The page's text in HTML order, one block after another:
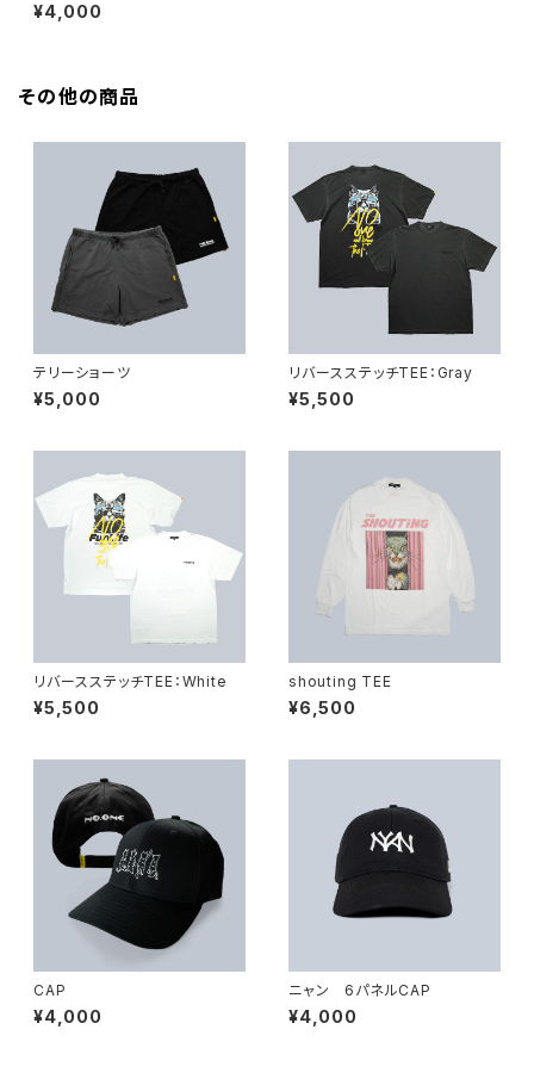
¥4,000
その他の商品
テリーショーツ
¥5,000
リバースステッチTEE：Gray
¥5,500
リバースステッチTEE：White
¥5,500
shouting TEE
¥6,500
CAP
¥4,000
ニャン 6パネルCAP
¥4,000